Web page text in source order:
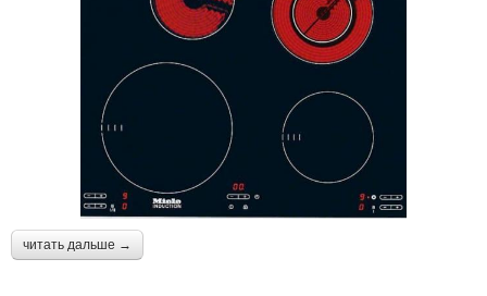
читать дальше →